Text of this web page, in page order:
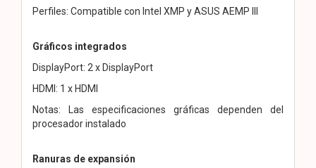
Perfiles: Compatible con Intel XMP y ASUS AEMP III
Gráficos integrados
DisplayPort: 2 x DisplayPort
HDMI: 1 x HDMI
Notas: Las especificaciones gráficas dependen del
procesador instalado
Ranuras de expansión